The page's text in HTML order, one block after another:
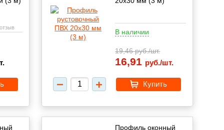
В наличии
19,46руб./шт.
16,91 руб./шт.
Купить
Профиль оконный